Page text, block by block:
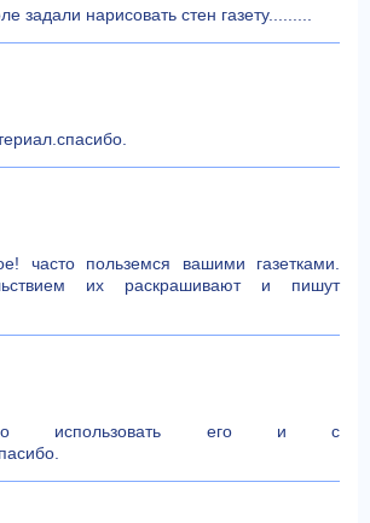
задали нарисовать стен газету.........
часто польземся вашими газетками.
их раскрашивают и пишут
использовать его и с